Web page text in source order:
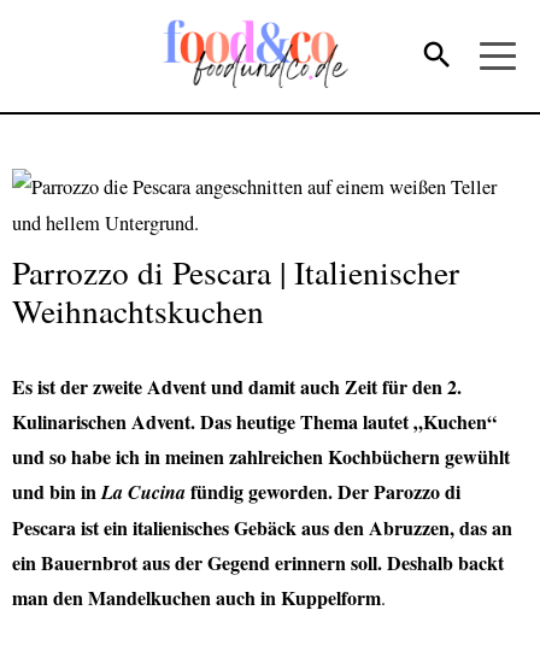
Parrozzo di Pescara | Italienischer
Weihnachtskuchen
Es ist der zweite Advent und damit auch Zeit für den 2.
Kulinarischen Advent. Das heutige Thema lautet „Kuchen“
und so habe ich in meinen zahlreichen Kochbüchern gewühlt
und bin inLa Cucinafündig geworden. Der Parozzo di
Pescara ist ein italienisches Gebäck aus den Abruzzen, das an
ein Bauernbrot aus der Gegend erinnern soll. Deshalb backt
man den Mandelkuchen auch in Kuppelform.